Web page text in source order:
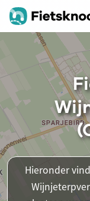
Hieronder